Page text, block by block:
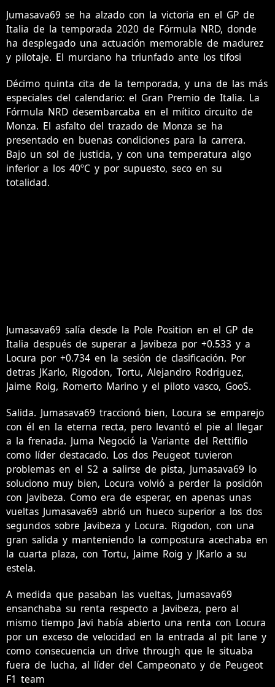
Jumasava69 se ha alzado con la victoria en el GP de
Italia de la temporada 2020 de Fórmula NRD, donde
ha desplegado una actuación memorable de madurez
y pilotaje. El murciano ha triunfado ante los tifosi
Décimo quinta cita de la temporada, y una de las más
especiales del calendario: el Gran Premio de Italia. La
Fórmula NRD desembarcaba en el mítico circuito de
Monza. El asfalto del trazado de Monza se ha
presentado en buenas condiciones para la carrera.
Bajo un sol de justicia, y con una temperatura algo
inferior a los 40ºC y por supuesto, seco en su
totalidad.
Jumasava69 salía desde la Pole Position en el GP de
Italia después de superar a Javibeza por +0.533 y a
Locura por +0.734 en la sesión de clasificación. Por
detras JKarlo, Rigodon, Tortu, Alejandro Rodriguez,
Jaime Roig, Romerto Marino y el piloto vasco, GooS.
Salida. Jumasava69 traccionó bien, Locura se emparejo
con él en la eterna recta, pero levantó el pie al llegar
a la frenada. Juma Negoció la Variante del Rettifilo
como líder destacado. Los dos Peugeot tuvieron
problemas en el S2 a salirse de pista, Jumasava69 lo
soluciono muy bien, Locura volvió a perder la posición
con Javibeza. Como era de esperar, en apenas unas
vueltas Jumasava69 abrió un hueco superior a los dos
segundos sobre Javibeza y Locura. Rigodon, con una
gran salida y manteniendo la compostura acechaba en
la cuarta plaza, con Tortu, Jaime Roig y JKarlo a su
estela.
A medida que pasaban las vueltas, Jumasava69
ensanchaba su renta respecto a Javibeza, pero al
mismo tiempo Javi había abierto una renta con Locura
por un exceso de velocidad en la entrada al pit lane y
como consecuencia un drive through que le situaba
fuera de lucha, al líder del Campeonato y de Peugeot
F1 team